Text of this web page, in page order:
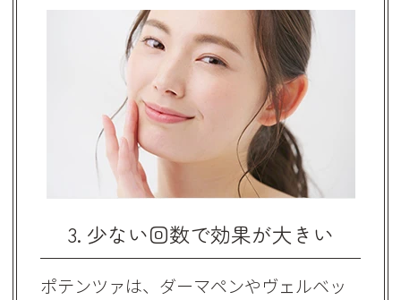
3. 少ない回数で効果が大きい
ポテンツァは、ダーマペンやヴェルベッ